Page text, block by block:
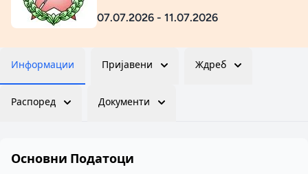
07.07.2026 - 11.07.2026
Информации Пријавени Ждреб
Распоред Документи
Основни Податоци